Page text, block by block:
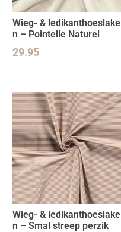
Wieg- & ledikanthoeslake
n – Pointelle Naturel
29.95
Wieg- & ledikanthoeslake
n – Smal streep perzik